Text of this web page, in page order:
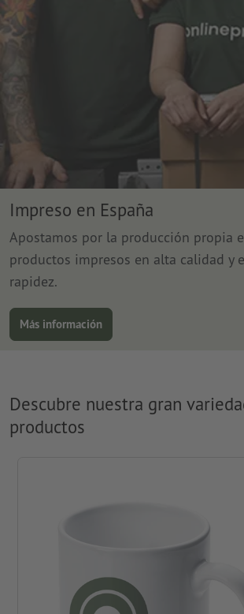
Impreso en España
Apostamos por la producción propia
productos impresos en alta calidad y
rapidez.
Más información
Descubre nuestra gran
productos